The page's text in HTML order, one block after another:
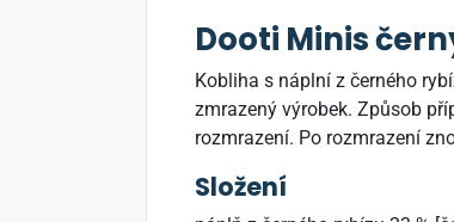
Dooti Minis
Kobliha s náplní z černého
zmrazený výrobek. Způsob
rozmrazení. Po rozmrazení
Složení